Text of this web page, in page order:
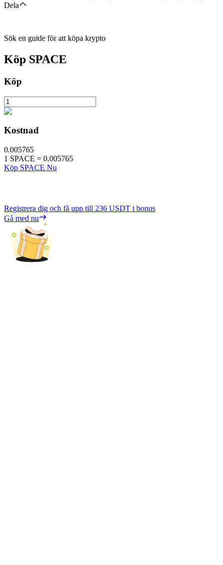
Dela
Sök en guide för att köpa krypto
Köp SPACE
Köp
Kostnad
0.005765
1 SPACE = 0.005765
Köp SPACE Nu
Registrera dig och få upp till 236 USDT i bonus
Gå med nu